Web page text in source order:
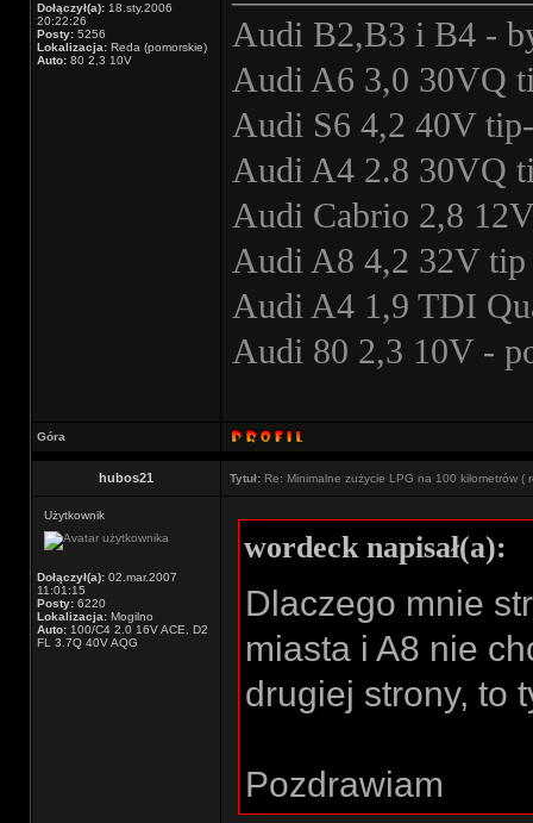
Dołączył(a): 18.sty.2006
20:22:26
Posty: 5256
Lokalizacja: Reda (pomorskie)
Auto: 80 2,3 10V
Audi B2,B3 i B4 -
Audi A6 3,0 30VQ
Audi S6 4,2 40V
Audi A4 2.8 30VQ
Audi Cabrio 2,8
Audi A8 4,2 32V tip
Audi A4 1,9 TDI
Audi 80 2,3 10V -
Góra
hubos21 Tytuł: Re: Minimalne zużycie LPG na 100 kilometrów (
Użytkownik
Dołączył(a): 02.mar.2007
11:01:15
Posty: 6220
Lokalizacja: Mogilno
Auto: 100/C4 2.0 16V ACE, D2
FL 3.7Q 40V AQG
wordeck napisał(a):
Dlaczego mnie
miasta i A8 nie
drugiej strony, to
Pozdrawiam